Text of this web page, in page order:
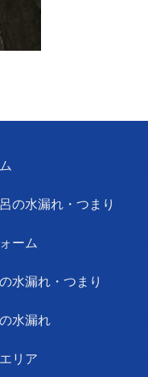
の水漏れ・つまり
ーム
水漏れ・つまり
水漏れ
リア